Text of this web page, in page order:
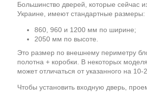
Большинство дверей, которые сейчас
Украине, имеют стандартные размеры:
860, 960 и 1200 мм по ширине;
2050 мм по высоте.
Это размер по внешнему периметру
полотна + коробки. В некоторых
может отличаться от указанного на 10-
Чтобы установить входную дверь,